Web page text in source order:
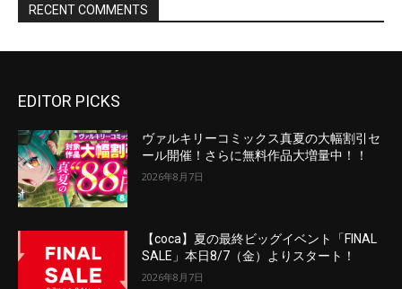
EDITOR PICKS
ヴァルキリーコミックス真夏の大幅割引セ
ール開催！さらに無料作品大増量中！！
2026年8月7日
【coca】夏の最終ビッグイベント「FINAL
SALE」本日8/7（金）よりスタート！
2026年8月7日